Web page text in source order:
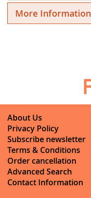
More Information
About Us
Privacy Policy
Subscribe newsletter
Terms & Conditions
Order cancellation
Advanced Search
Contact Information